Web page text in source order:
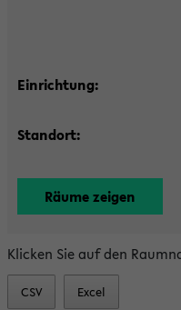
Einrichtung:
Standort:
Klicken Sie auf den
CSV Excel